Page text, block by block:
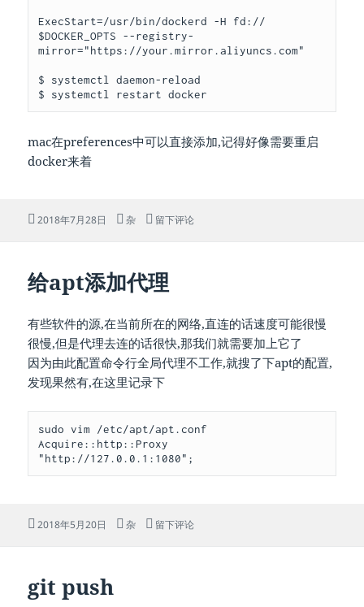
ExecStart=/usr/bin/dockerd -H fd://
$DOCKER_OPTS --registry-
mirror="https://your.mirror.aliyuncs.com"
$ systemctl daemon-reload
$ systemctl restart docker
mac在preferences中可以直接添加,记得好像需要重启
docker来着
发
2018年7月28日
分
杂 于docker 加速器
留下评论
给apt添加代理
有些软件的源,在当前所在的网络,直连的话速度可能很慢
很慢,但是代理去连的话很快,那我们就需要加上它了
因为由此配置命令行全局代理不工作,就搜了下apt的配置,
发现果然有,在这里记录下
sudo vim /etc/apt/apt.conf
Acquire::http::Proxy
"http://127.0.0.1:1080";
发
2018年5月20日
分
杂 于给apt添加代理
留下评论
git push